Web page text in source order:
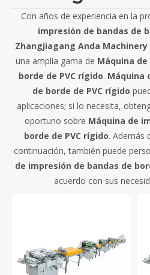
Con años de experiencia en la
impresión de bandas de
Zhangjiagang Anda Machinery
una amplia gama de Máquina
borde de PVC rígido. Máquina
de borde de PVC rígido
aplicaciones; si lo necesita,
oportuno sobre Máquina de
borde de PVC rígido. Además
continuación, también puede
de impresión de bandas de
acuerdo con sus